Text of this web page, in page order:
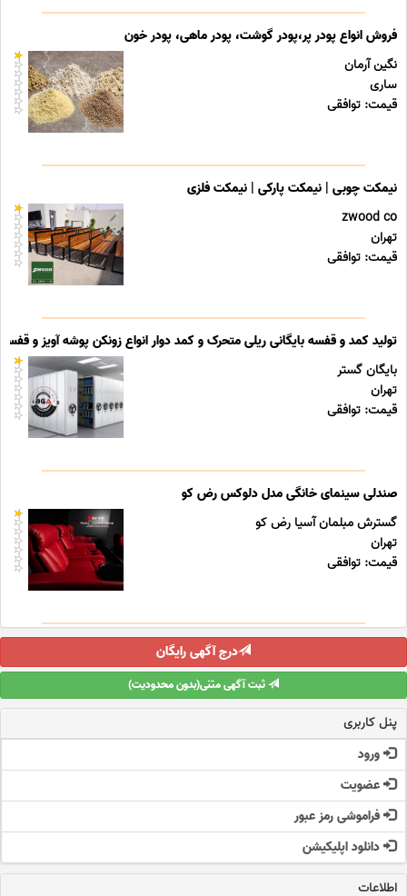
فروش انواع پودر پر،پودر گوشت، پودر ماهی، پودر خون
نگین آرمان
ساری
قیمت: توافقی
نیمکت چوبی | نیمکت پارکی | نیمکت فلزی
zwood co
تهران
قیمت: توافقی
تولید کمد و قفسه بایگانی ریلی متحرک و کمد دوار انواع زونکن پوشه آویز و قفسه
بایگان گستر
تهران
قیمت: توافقی
صندلی سینمای خانگی مدل دلوکس رض کو
گسترش مبلمان آسیا رض کو
تهران
قیمت: توافقی
درج آگهی رایگان
ثبت آگهی متنی(بدون محدودیت)
پنل کاربری
ورود
عضویت
فراموشی رمز عبور
دانلود اپلیکیشن
اطلاعات